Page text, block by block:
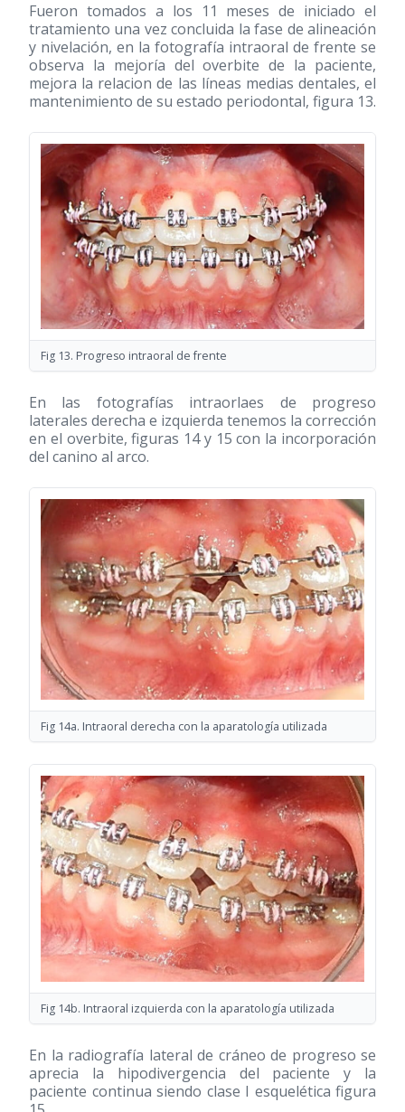
Fueron tomados a los 11 meses de iniciado el
tratamiento una vez concluida la fase de alineación
y nivelación, en la fotografía intraoral de frente se
observa la mejoría del overbite de la paciente,
mejora la relacion de las líneas medias dentales, el
mantenimiento de su estado periodontal, figura 13.
Fig 13. Progreso intraoral de frente
En las fotografías intraorlaes de progreso
laterales derecha e izquierda tenemos la corrección
en el overbite, figuras 14 y 15 con la incorporación
del canino al arco.
Fig 14a. Intraoral derecha con la aparatología utilizada
Fig 14b. Intraoral izquierda con la aparatología utilizada
En la radiografía lateral de cráneo de progreso se
aprecia la hipodivergencia del paciente y la
paciente continua siendo clase I esquelética figura